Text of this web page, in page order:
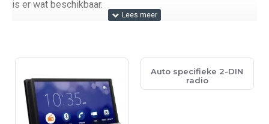
is er wat beschikbaar.
Auto specifieke 2-DIN
radio